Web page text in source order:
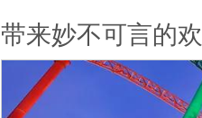
带来妙不可言的